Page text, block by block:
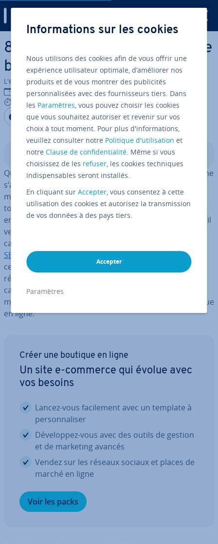
Aller au contenu principal
8 astuces marketing pour une
boutique en ligne réussie
L'équipe édi­to­riale IONOS
06/05/2022
8 mins
Partager sur Facebook
Partager sur Twitter
Partager sur LinkedIn
Sommaire
Quelle est la parfaite stratégie marketing ? Les experts ne
s’accordent pas toujours sur ce point. En effet, le
marketing en ligne subit des effets de mode comme
toutes les autres branches. Chaque gérant de boutique
en ligne doit se créer une identité grâce au marketing s’il
veut se démarquer de la con­cur­rence. Si dans certains
cas l’emphase est placée sur les moteurs de recherche
SEA et SEO
, d’autres se con­
centrent plus sur les bannières pu­bli­ci­taires et les
réseaux d’affichage en les combinant avec des
campagnesd’email marketing
met­tront d’optimiser votre stratégie pour votre boutique
en ligne.
Créer une boutique en ligne
Un site e-commerce qui évolue avec
vos besoins
Lancez-vous fa­ci­le­ment avec un template à
per­son­na­li­ser
Dé­ve­lop­pez-vous avec des outils de gestion
et de marketing avancés
Vendez sur les réseaux sociaux et places de
marché en ligne
Voir les packs
Informations sur les cookies
Nous utilisons des cookies afin de vous offrir une
expérience utilisateur optimale, d’améliorer nos
produits et de vous montrer des publicités
personnalisées avec des fournisseurs tiers. Dans
les Paramètres, vous pouvez choisir les cookies
que vous souhaitez autoriser et revenir sur vos
choix à tout moment. Pour plus d'informations,
veuillez consulter notre Politique d'utilisation et
notreClause de confidentialité. Même si vous
choisissez de les refuser, les cookies techniques
indispensables seront installés.
En cliquant surAccepter, vous consentez à cette
utilisation des cookies et autorisez la transmission
de vos données à des pays tiers.
Accepter
Paramètres